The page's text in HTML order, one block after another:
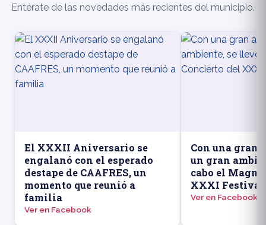
Entérate de las novedades más recientes del municipio.
El XXXII Aniversario se
engalanó con el esperado
destape de CAAFRES, un
momento que reunió a
familia
Ver en Facebook
Con una gran
un gran
cabo el
XXXI Festival
Ver en Facebook